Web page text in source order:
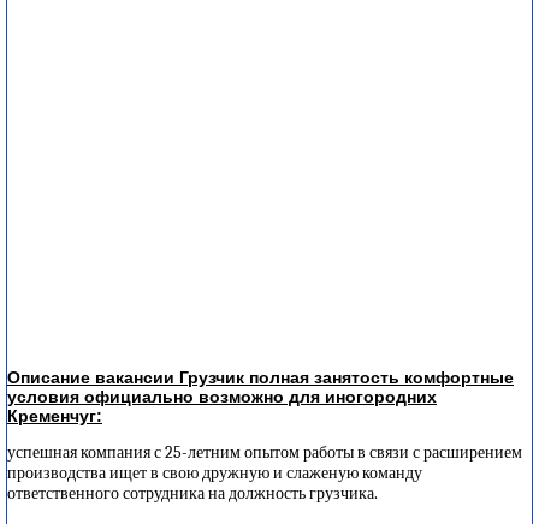
Описание вакансии Грузчик полная занятость комфортные
условия официально возможно для иногородних
Кременчуг:
успешная компания с 25-летним опытом работы в связи с расширением
производства ищет в свою дружную и слаженую команду
ответственного сотрудника на должность грузчика.